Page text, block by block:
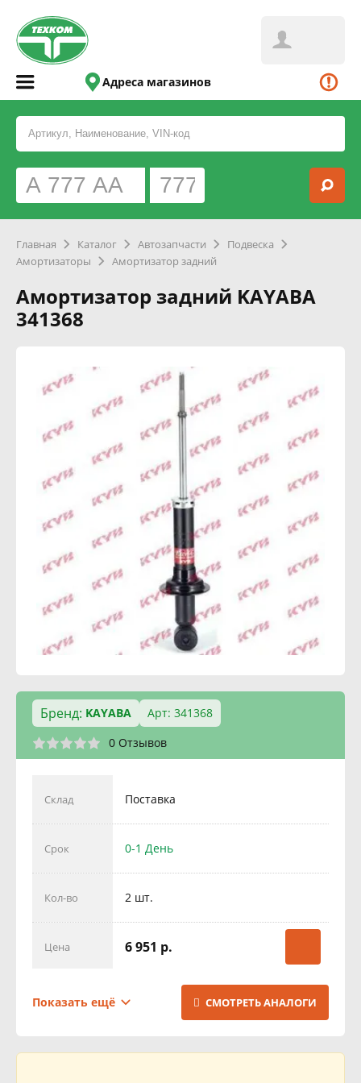
Адреса магазинов
Главная Каталог Автозапчасти
Подвеска
Амортизаторы
Амортизатор задний
Амортизатор задний KAYABA
341368
Бренд: KAYABA
Арт: 341368
0 Отзывов
Склад Поставка
Срок 0-1 День
Кол-во 2 шт.
Цена 6 951 р.
Поставка
Показать ещё СМОТРЕТЬ АНАЛОГИ